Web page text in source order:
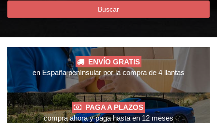
Buscar
ENVÍO GRATIS
en España penínsular por la compra de 4 llantas
PAGA A PLAZOS
compra ahora y paga hasta en 12 meses